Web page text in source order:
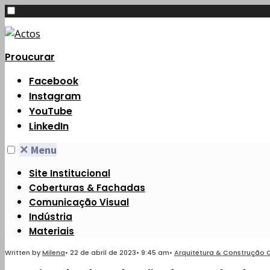
Proucurar
Facebook
Instagram
YouTube
LinkedIn
✕ Menu
Site Institucional
Coberturas & Fachadas
Comunicação Visual
Indústria
Materiais
Written byMilena• 22 de abril de 2023• 9:45 am• Arquitetura & Construção